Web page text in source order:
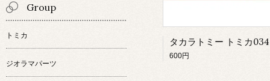
600円
Group
トミカ
ジオラマパーツ